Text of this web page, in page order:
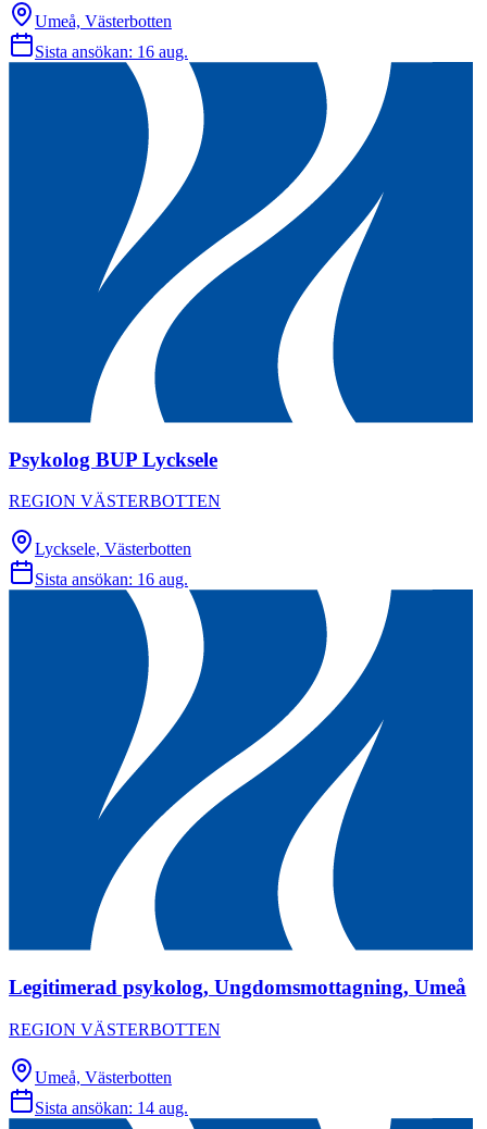
Umeå, Västerbotten
Sista ansökan: 16 aug.
Psykolog BUP Lycksele
REGION VÄSTERBOTTEN
Lycksele, Västerbotten
Sista ansökan: 16 aug.
Legitimerad psykolog, Ungdomsmottagning, Umeå
REGION VÄSTERBOTTEN
Umeå, Västerbotten
Sista ansökan: 14 aug.